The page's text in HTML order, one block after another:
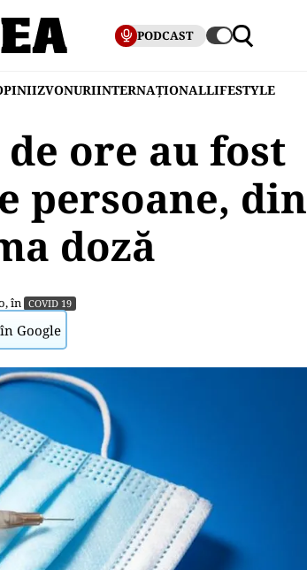
PODCAST
ZVONURIINTERNAȚIONALLIFESTYLE
ore au fost
persoane, din
doză
, în COVID 19
Google